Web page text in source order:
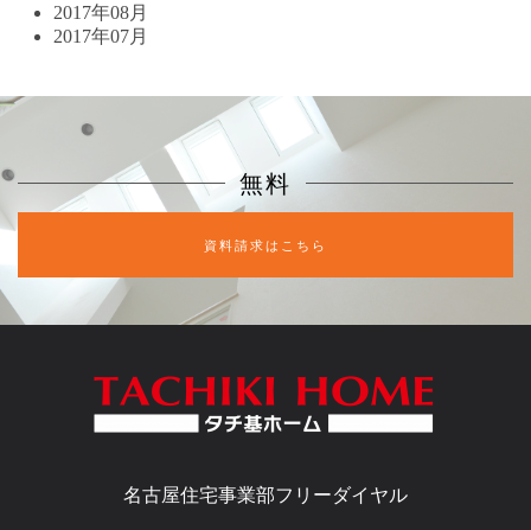
2017年08月
2017年07月
無料
資料請求はこちら
名古屋住宅事業部フリーダイヤル